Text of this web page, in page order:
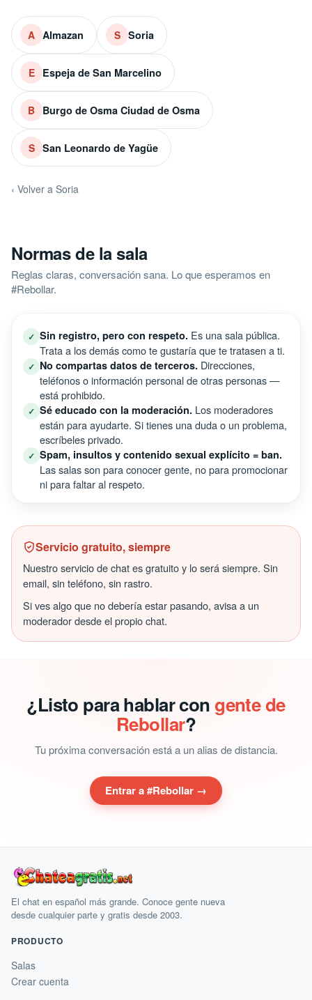
A Almazan S Soria
E Espeja de San Marcelino
B Burgo de Osma Ciudad de Osma
S San Leonardo de Yagüe
‹ Volver a Soria
Normas de la sala
Reglas claras, conversación sana. Lo que esperamos en
#Rebollar.
✓ Sin registro, pero con respeto. Es una sala pública.
Trata a los demás como te gustaría que te tratasen a ti.
✓ No compartas datos de terceros. Direcciones,
teléfonos o información personal de otras personas —
está prohibido.
✓ Sé educado con la moderación. Los moderadores
están para ayudarte. Si tienes una duda o un problema,
escríbeles privado.
✓ Spam, insultos y contenido sexual explícito = ban.
Las salas son para conocer gente, no para promocionar
ni para faltar al respeto.
Servicio gratuito, siempre
Nuestro servicio de chat es gratuito y lo será siempre. Sin
email, sin teléfono, sin rastro.
Si ves algo que no debería estar pasando, avisa a un
moderador desde el propio chat.
¿Listo para hablar con gente de
Rebollar?
Tu próxima conversación está a un alias de distancia.
Entrar a #Rebollar →
El chat en español más grande. Conoce gente nueva
desde cualquier parte y gratis desde 2003.
PRODUCTO
Salas
Crear cuenta